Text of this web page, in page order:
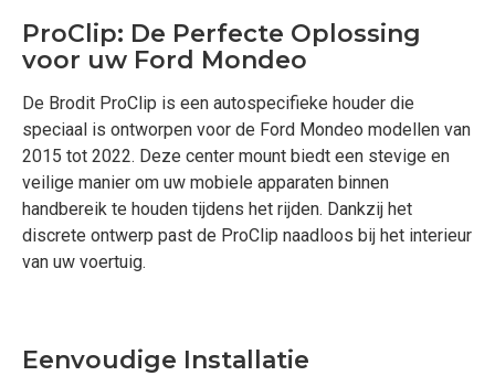
ProClip: De Perfecte Oplossing
voor uw Ford Mondeo
De Brodit ProClip is een autospecifieke houder die
speciaal is ontworpen voor de Ford Mondeo modellen van
2015 tot 2022. Deze center mount biedt een stevige en
veilige manier om uw mobiele apparaten binnen
handbereik te houden tijdens het rijden. Dankzij het
discrete ontwerp past de ProClip naadloos bij het interieur
van uw voertuig.
Eenvoudige Installatie